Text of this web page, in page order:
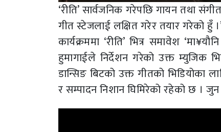
‘रीति’ सार्वजनिक गरेपछि गायन तथा
गीत स्टेजलाई लक्षित गरेर तयार गरेको हुँ
कार्यक्रममा ‘रीति’ भित्र समावेश
हुमागाईले निर्देशन गरेको उक्त म्युजिक
डान्सिङ बिटको उक्त गीतको भिडियोका
र सम्पादन निशान घिमिरेको रहेको छ ।